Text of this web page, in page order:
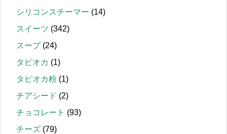
シリコンスチーマー (14)
スイーツ (342)
スープ(24)
タピオカ (1)
タピオカ粉 (1)
チアシード (2)
チョコレート (93)
チーズ (79)